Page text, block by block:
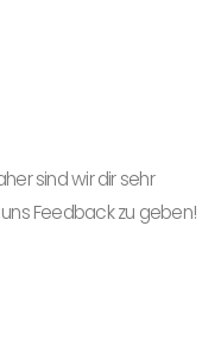
sind wir dir sehr
Feedback zu geben!